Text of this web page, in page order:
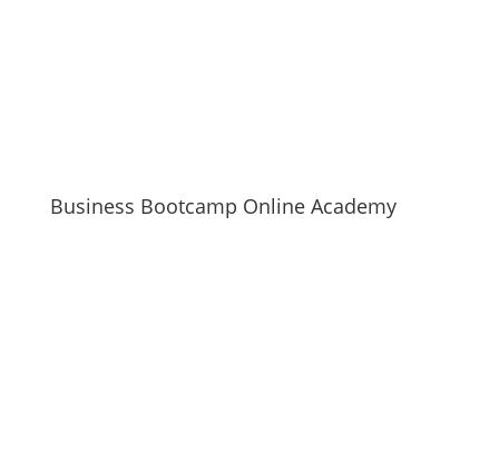
Business Bootcamp Online Academy